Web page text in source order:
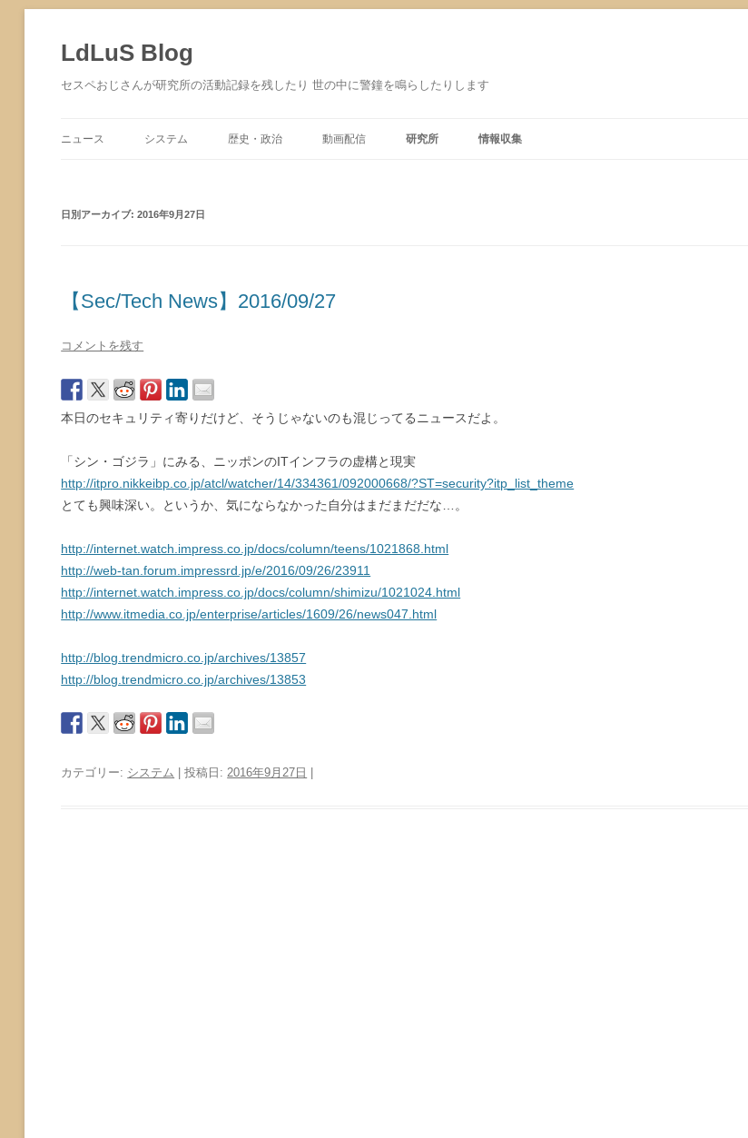
ツ
へ
ス
LdLuS Blog
セスペおじさんが研究所の活動記録を残したり 世の中に警鐘を鳴らしたりします
ニュース システム 歴史・政治 動画配信 研究所 情報収集
日別アーカイブ:2016年9月27日
【Sec/Tech News】2016/09/27
コメントを残す
本日のセキュリティ寄りだけど、そうじゃないのも混じってるニュースだよ。
「シン・ゴジラ」にみる、ニッポンのITインフラの虚構と現実
http://itpro.nikkeibp.co.jp/atcl/watcher/14/334361/092000668/?ST=security?itp_list_theme
とても興味深い。というか、気にならなかった自分はまだまだだな…。
http://internet.watch.impress.co.jp/docs/column/teens/1021868.html
http://web-tan.forum.impressrd.jp/e/2016/09/26/23911
http://internet.watch.impress.co.jp/docs/column/shimizu/1021024.html
http://www.itmedia.co.jp/enterprise/articles/1609/26/news047.html
http://blog.trendmicro.co.jp/archives/13857
http://blog.trendmicro.co.jp/archives/13853
カテゴリー: システム | 投稿日:2016年9月27日